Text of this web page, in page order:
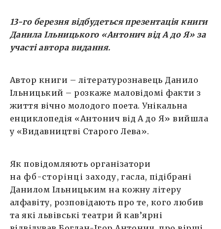
13-го березня відбудеться презентація книги
Данила Ільницького «Антонич від А до Я» за
участі авторавидання.
Автор книги – літературознавець Данило
Ільницький – розкаже маловідомі факти з
життя вічно молодого поета. Унікальна
енциклопедія «Антонич від А до Я» вийшла
у «Видавництві Старого Лева».
Як повідомляють організатори
на фб-сторінці заходу, гасла, підібрані
Данилом Ільницьким на кожну літеру
алфавіту, розповідають про те, кого любив
та які львівські театри й кав’ярні